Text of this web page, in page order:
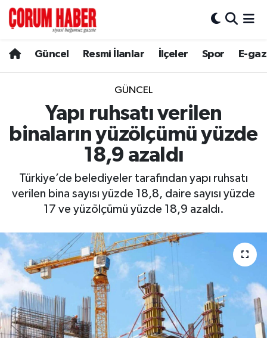
Güncel Resmi İlanlar İlçeler Spor E-
GÜNCEL
Yapı ruhsatı verilen
binaların yüzölçümü yüzde
18,9 azaldı
Türkiye’de belediyeler tarafından yapı ruhsatı
verilen bina sayısı yüzde 18,8, daire sayısı yüzde
17 ve yüzölçümü yüzde 18,9 azaldı.
Spor
Resmi İlanlar
Alaca
Boğazkale
İskilip
Kargı
Laçin
Hava Durumu
Çorum Namaz Vakitleri
Trafik Durumu
Süper Lig Puan Durumu ve Fikstür
Tüm Manşetler
Haber Arşivi